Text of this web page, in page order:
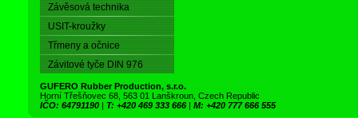
Závěsová technika
USIT-kroužky
Třmeny a očnice
Závitové tyče DIN 976
GUFERO Rubber Production, s.r.o.
Horní Třešňovec 68, 563 01 Lanškroun, Czech Republic
IČO: 64791190 | T: +420 469 333 666 | M: +420 777 666 555